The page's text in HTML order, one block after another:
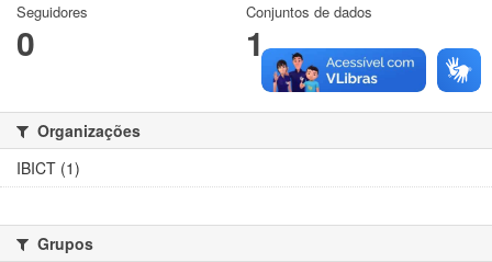
Seguidores
0
Conjuntos de dados
1
Organizações
IBICT (1)
Grupos